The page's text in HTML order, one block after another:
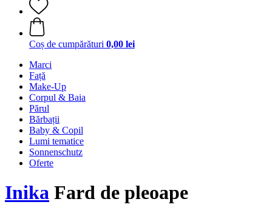
Coș de cumpărături 0,00 lei
Marci
Față
Make-Up
Corpul & Baia
Părul
Bărbații
Baby & Copil
Lumi tematice
Sonnenschutz
Oferte
Inika Fard de pleoape